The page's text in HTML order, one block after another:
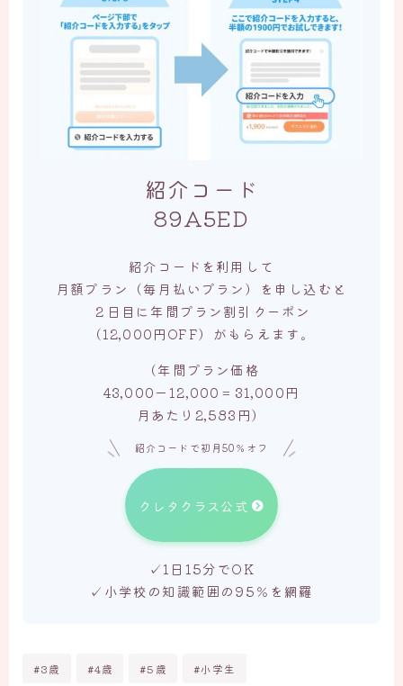
紹介コード
89A5ED
紹介コードを利用して
月額プラン（毎月払いプラン）を申し込むと
２日目に年間プラン割引クーポン
（12,000円OFF）がもらえます。
（年間プラン価格
43,000ー12,000＝31,000円
月あたり2,583円）
紹介コードで初月50％オフ
クレタクラス公式
✓1日15分でOK
✓小学校の知識範囲の95％を網羅
#3歳 #4歳 #5歳 #小学生